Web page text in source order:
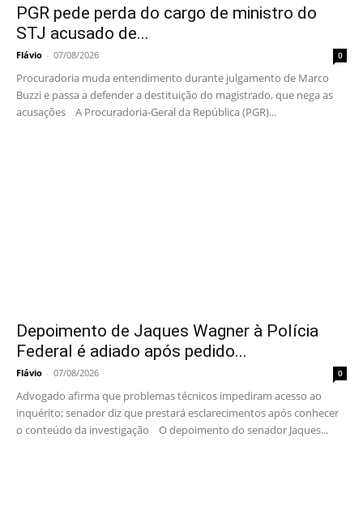
PGR pede perda do cargo de ministro do
STJ acusado de...
Flávio - 07/08/2026 0
Procuradoria muda entendimento durante julgamento de Marco
Buzzi e passa a defender a destituição do magistrado, que nega as
acusações A Procuradoria-Geral da República (PGR)...
Depoimento de Jaques Wagner à Polícia
Federal é adiado após pedido...
Flávio - 07/08/2026 0
Advogado afirma que problemas técnicos impediram acesso ao
inquérito; senador diz que prestará esclarecimentos após conhecer
o conteúdo da investigação O depoimento do senador Jaques...